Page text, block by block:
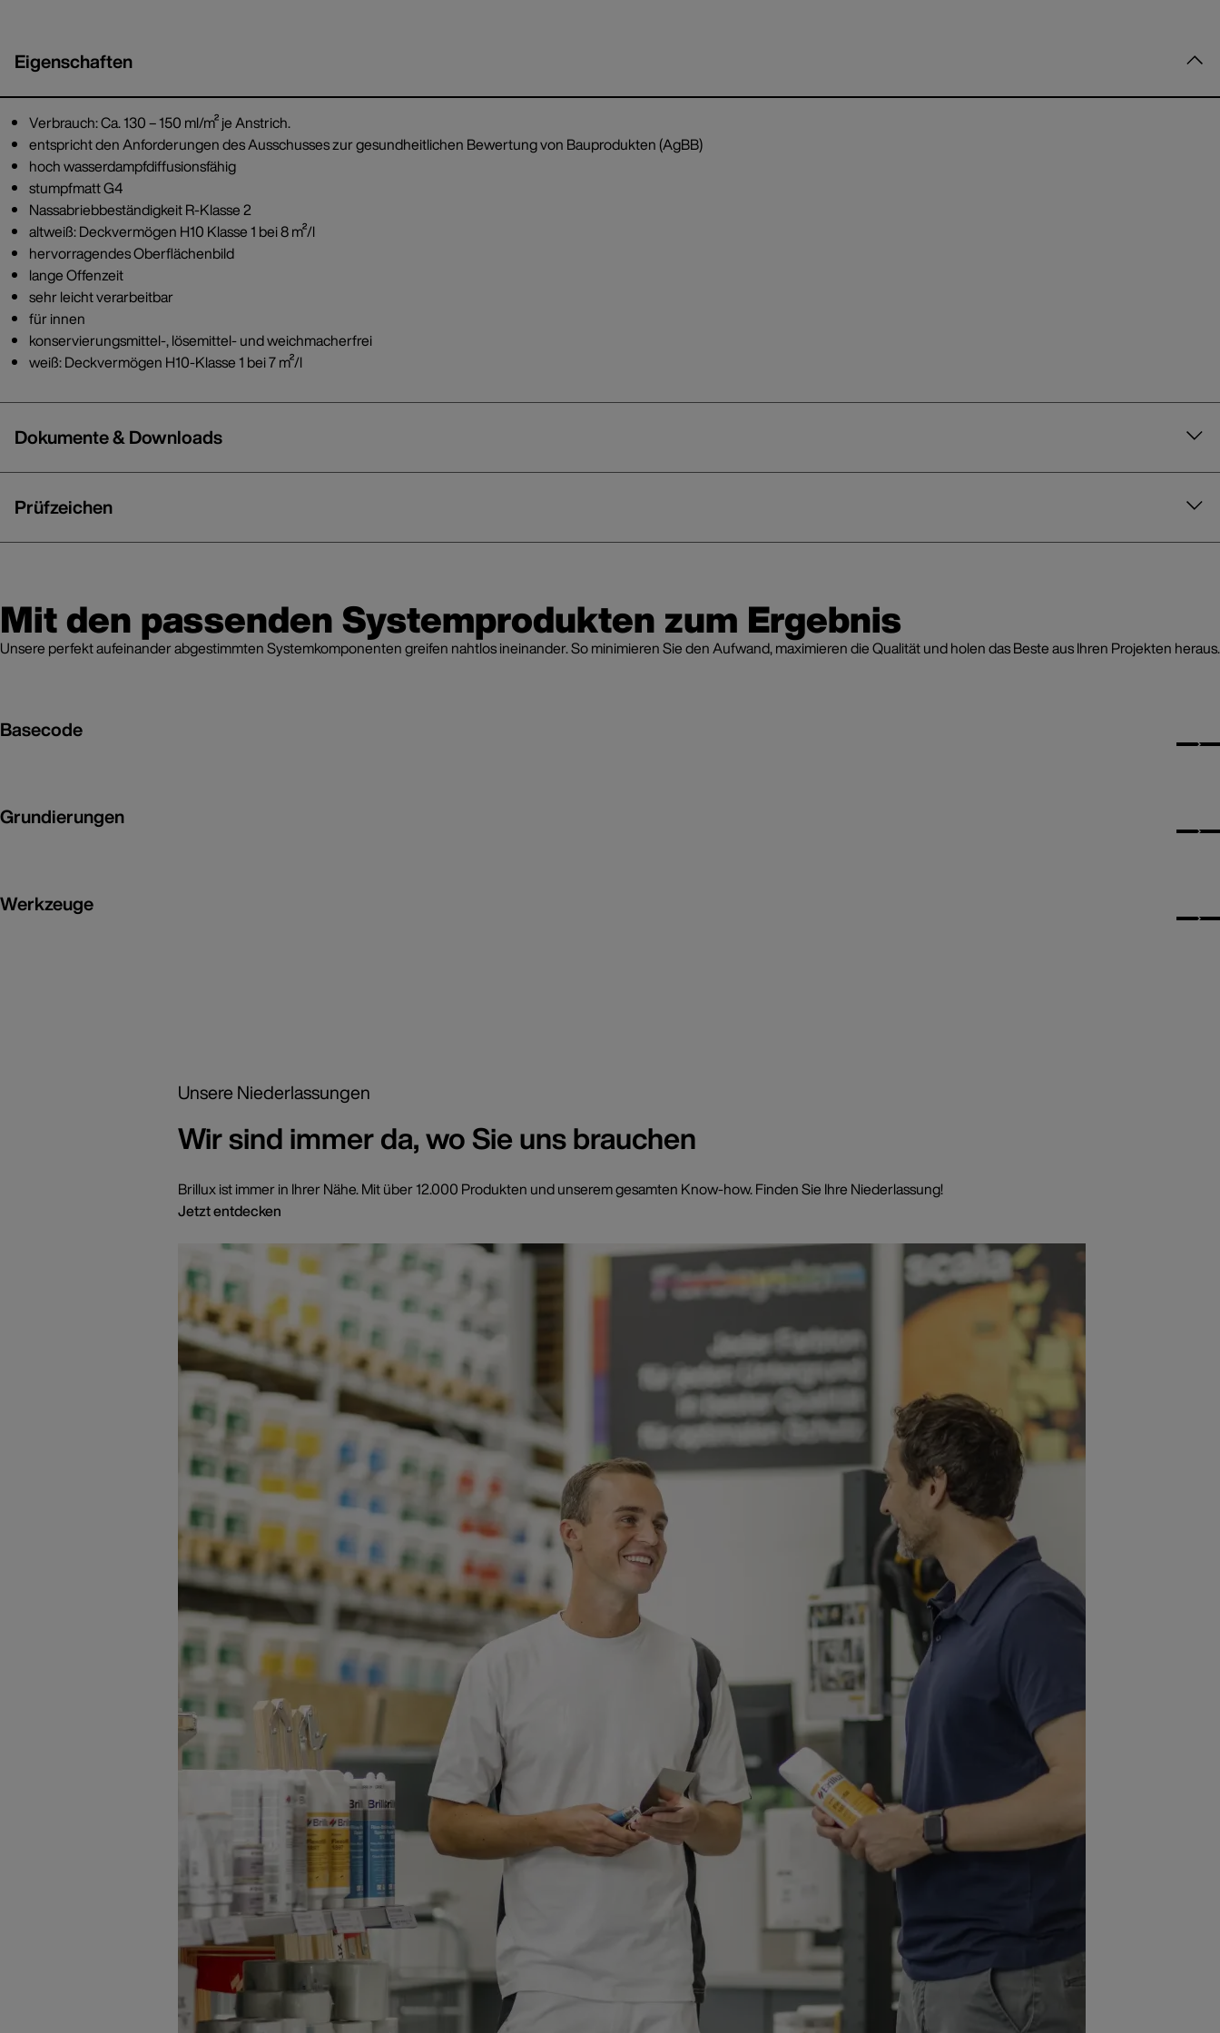
Eigenschaften
Verbrauch: Ca. 130 – 150 ml/m² je Anstrich.
entspricht den Anforderungen des Ausschusses zur gesundheitlichen Bewertung von Bauprodukten (AgBB)
hoch wasserdampfdiffusionsfähig
stumpfmatt G4
Nassabriebbeständigkeit R-Klasse 2
altweiß: Deckvermögen H10 Klasse 1 bei 8 m²/l
hervorragendes Oberflächenbild
lange Offenzeit
sehr leicht verarbeitbar
für innen
konservierungsmittel-, lösemittel- und weichmacherfrei
weiß: Deckvermögen H10-Klasse 1 bei 7 m²/l
Dokumente & Downloads
Prüfzeichen
Mit den passenden Systemprodukten zum Ergebnis
Unsere perfekt aufeinander abgestimmten Systemkomponenten greifen nahtlos ineinander. So minimieren Sie den Aufwand, maximieren die Qualität und holen das Beste aus Ihren Projekten heraus.
Basecode
Grundierungen
Werkzeuge
Unsere Niederlassungen
Wir sind immer da, wo Sie uns brauchen
Brillux ist immer in Ihrer Nähe. Mit über 12.000 Produkten und unserem gesamten Know-how. Finden Sie Ihre Niederlassung!
Jetzt entdecken